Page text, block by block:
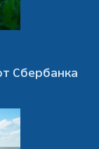
Сбербанка